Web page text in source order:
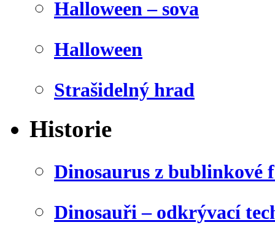
Halloween – sova
Halloween
Strašidelný hrad
Historie
Dinosaurus z bublinkové
Dinosauři – odkrývací